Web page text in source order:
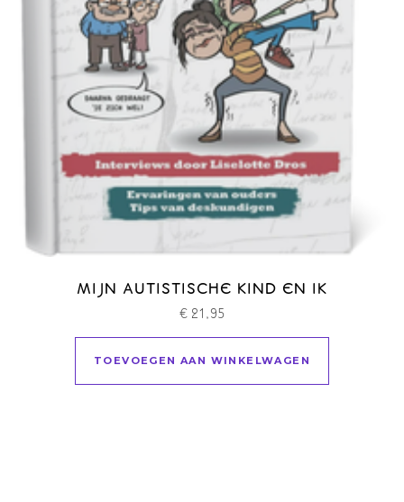
MIJN AUTISTISCHE KIND EN IK
€ 21,95
TOEVOEGEN AAN WINKELWAGEN